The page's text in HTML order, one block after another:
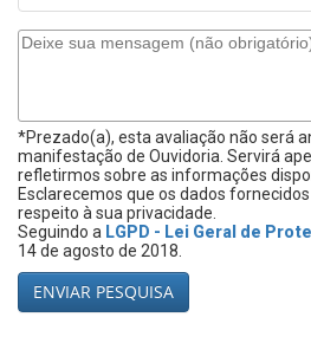
*Prezado(a), esta avaliação não será
manifestação de Ouvidoria. Servirá
refletirmos sobre as informações
Esclarecemos que os dados
respeito à sua privacidade.
Seguindo a LGPD - Lei Geral de
14 de agosto de 2018.